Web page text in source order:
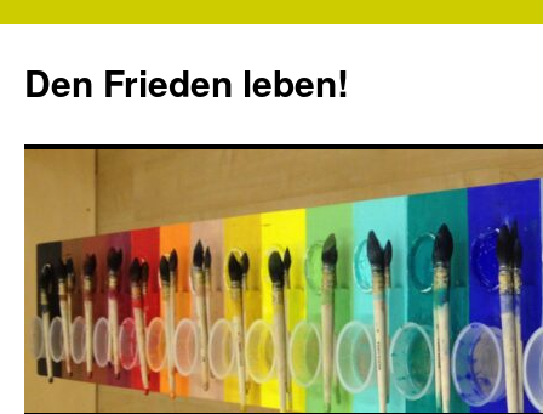
springen
Den Frieden leben!